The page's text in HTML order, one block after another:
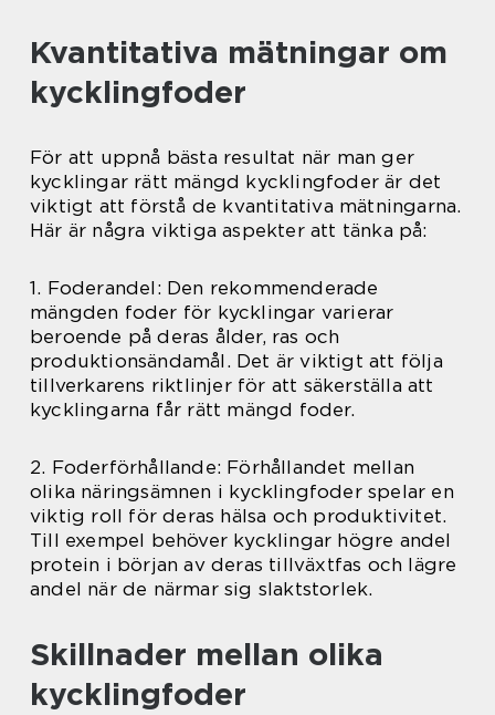
Kvantitativa mätningar om
kycklingfoder
För att uppnå bästa resultat när man ger
kycklingar rätt mängd kycklingfoder är det
viktigt att förstå de kvantitativa mätningarna.
Här är några viktiga aspekter att tänka på:
1. Foderandel: Den rekommenderade
mängden foder för kycklingar varierar
beroende på deras ålder, ras och
produktionsändamål. Det är viktigt att följa
tillverkarens riktlinjer för att säkerställa att
kycklingarna får rätt mängd foder.
2. Foderförhållande: Förhållandet mellan
olika näringsämnen i kycklingfoder spelar en
viktig roll för deras hälsa och produktivitet.
Till exempel behöver kycklingar högre andel
protein i början av deras tillväxtfas och lägre
andel när de närmar sig slaktstorlek.
Skillnader mellan olika
kycklingfoder